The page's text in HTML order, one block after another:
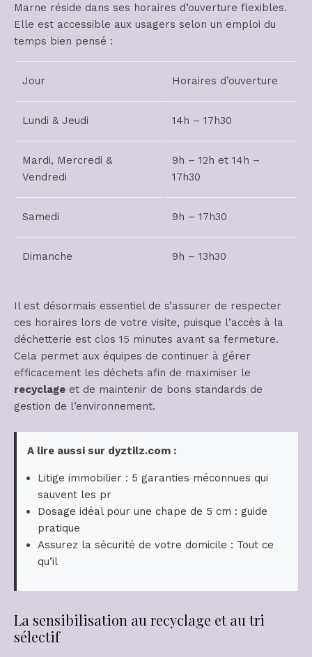
Marne réside dans ses horaires d’ouverture flexibles.
Elle est accessible aux usagers selon un emploi du
temps bien pensé :
Jour Horaires d’ouverture
Lundi & Jeudi 14h – 17h30
Mardi, Mercredi &
Vendredi
9h – 12h et 14h –
17h30
Samedi 9h – 17h30
Dimanche 9h – 13h30
Il est désormais essentiel de s’assurer de respecter
ces horaires lors de votre visite, puisque l’accès à la
déchetterie est clos 15 minutes avant sa fermeture.
Cela permet aux équipes de continuer à gérer
efficacement les déchets afin de maximiser le
recyclage et de maintenir de bons standards de
gestion de l’environnement.
A lire aussi sur dyztilz.com :
Litige immobilier : 5 garanties méconnues qui
sauvent les pr
Dosage idéal pour une chape de 5 cm : guide
pratique
Assurez la sécurité de votre domicile : Tout ce
qu’il
La sensibilisation au recyclage et au tri
sélectif